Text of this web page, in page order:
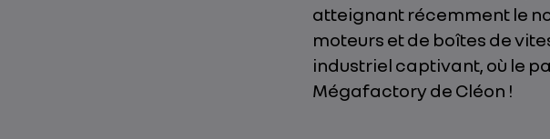
atteignant récemment le
moteurs et de boîtes de
industriel captivant, où le
Mégafactory de Cléon !